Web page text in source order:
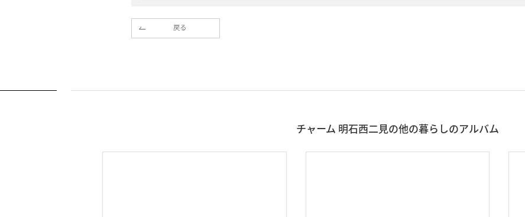
戻る
チャーム 明石西二見の他の暮らしのアルバム